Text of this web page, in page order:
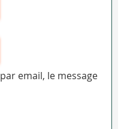
email, le message